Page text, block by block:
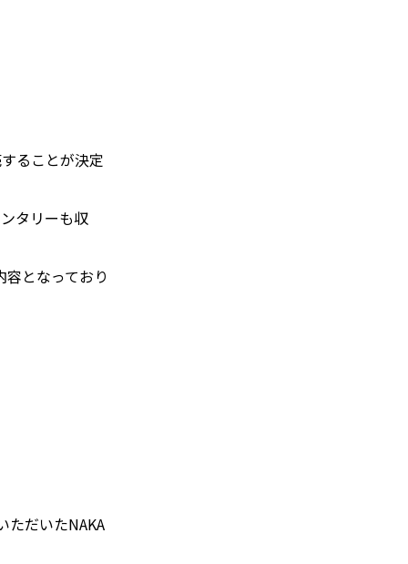
ることが決定
タリーも収
となっており
ただいたNAKA